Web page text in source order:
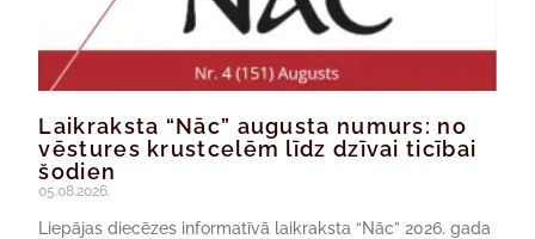
Laikraksta “Nāc” augusta numurs: no
vēstures krustcelēm līdz dzīvai ticībai
šodien
05.08.2026.
Liepājas diecēzes informatīvā laikraksta “Nāc” 2026. gada